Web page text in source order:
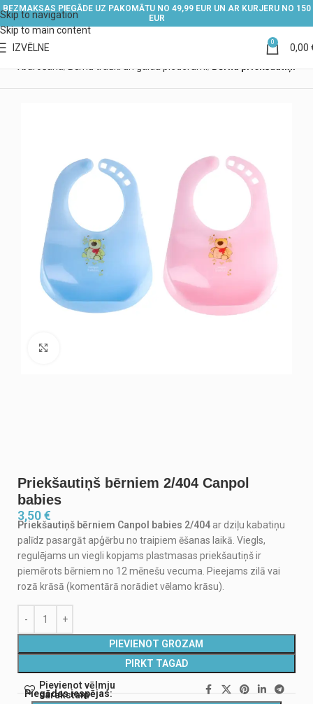
Skip to navigation
Skip to main content
BEZMAKSAS PIEGĀDE UZ PAKOMĀTU NO 49,99 EUR UN AR KURJERU NO 150
EUR
IZVĒLNE 0 0,00
Priekšautiņš bērniem 2/404 Canpol
babies
3,50€
Priekšautiņš bērniem Canpol babies 2/404 ar dziļu kabatiņu
palīdz pasargāt apģērbu no traipiem ēšanas laikā. Viegls,
regulējams un viegli kopjams plastmasas priekšautiņš ir
piemērots bērniem no 12 mēnešu vecuma. Pieejams zilā vai
rozā krāsā (komentārā norādiet vēlamo krāsu).
PIEVIENOT GROZAM
PIRKT TAGAD
Pievienot vēlmju
sarakstam
Piegādes iespējas: